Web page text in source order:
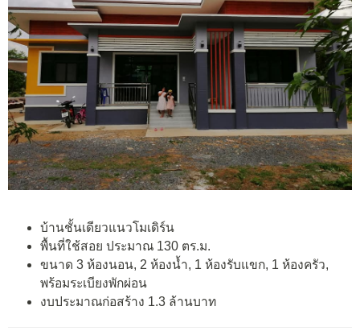
บ้านชั้นเดียวแนวโมเดิร์น
พื้นที่ใช้สอย ประมาณ 130 ตร.ม.
ขนาด 3 ห้องนอน, 2 ห้องน้ำ, 1 ห้องรับแขก, 1 ห้องครัว,
พร้อมระเบียงพักผ่อน
งบประมาณก่อสร้าง 1.3 ล้านบาท